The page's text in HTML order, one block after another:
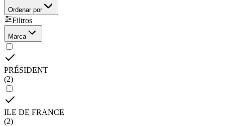
Ordenar por
Filtros
Marca
PRÉSIDENT
(2)
ILE DE FRANCE
(2)